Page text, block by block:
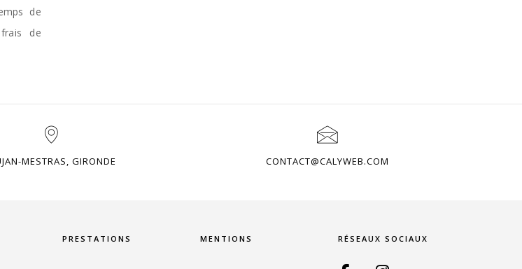
de
de
MESTRAS, GIRONDE CONTACT@CALYWEB.COM
PRESTATIONS MENTIONS RÉSEAUX SOCIAUX